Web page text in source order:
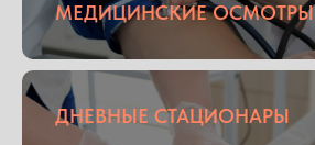
МЕДИЦИНСКИЕ ОСМОТРЫ
ДНЕВНЫЕ СТАЦИОНАРЫ